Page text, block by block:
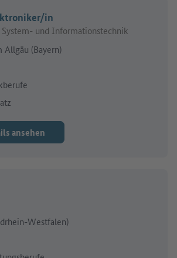
in
System- und Informationstechnik
Allgäu (Bayern)
ansehen
Westfalen)